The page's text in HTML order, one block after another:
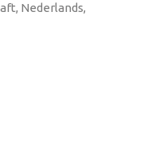
Nederlands,